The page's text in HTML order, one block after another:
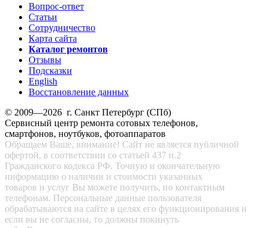
Вопрос-ответ
Статьи
Сотрудничество
Карта сайта
Каталог ремонтов
Отзывы
Подсказки
English
Восстановление данных
© 2009—2026 г. Санкт Петербург (СПб)
Сервисный центр ремонта сотовых телефонов,
смартфонов, ноутбуков, фотоаппаратов
Обращаем Ваше, внимание! Сайт не является публичной
офертой, в соответствии со статьей 437 п.2
Гражданского кодекса РФ. Точную и окончательную
информацию о наличии и стоимости указанных
товаров и услуг Вы можете получить, по контактным
телефонам. Персональные данные пользователя
обрабатываются на сайте в целях его функционирования и
если вы не согласны, то должны покинуть